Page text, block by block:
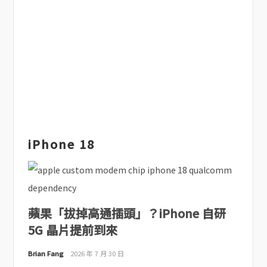
iPhone 18
蘋果「拔掉高通插頭」？iPhone 自研
5G 晶片提前到來
Brian Fang 2026 年 7 月 30 日